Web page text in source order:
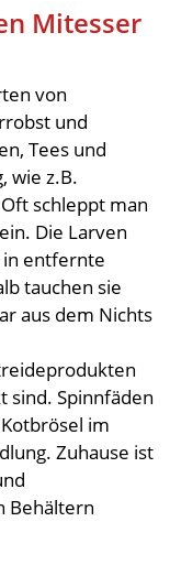
Mitesser
von
und
Tees und
wie z.B.
schleppt man
Die Larven
entfernte
tauchen sie
aus dem Nichts
sind. Spinnfäden
im
Zuhause ist
Behältern